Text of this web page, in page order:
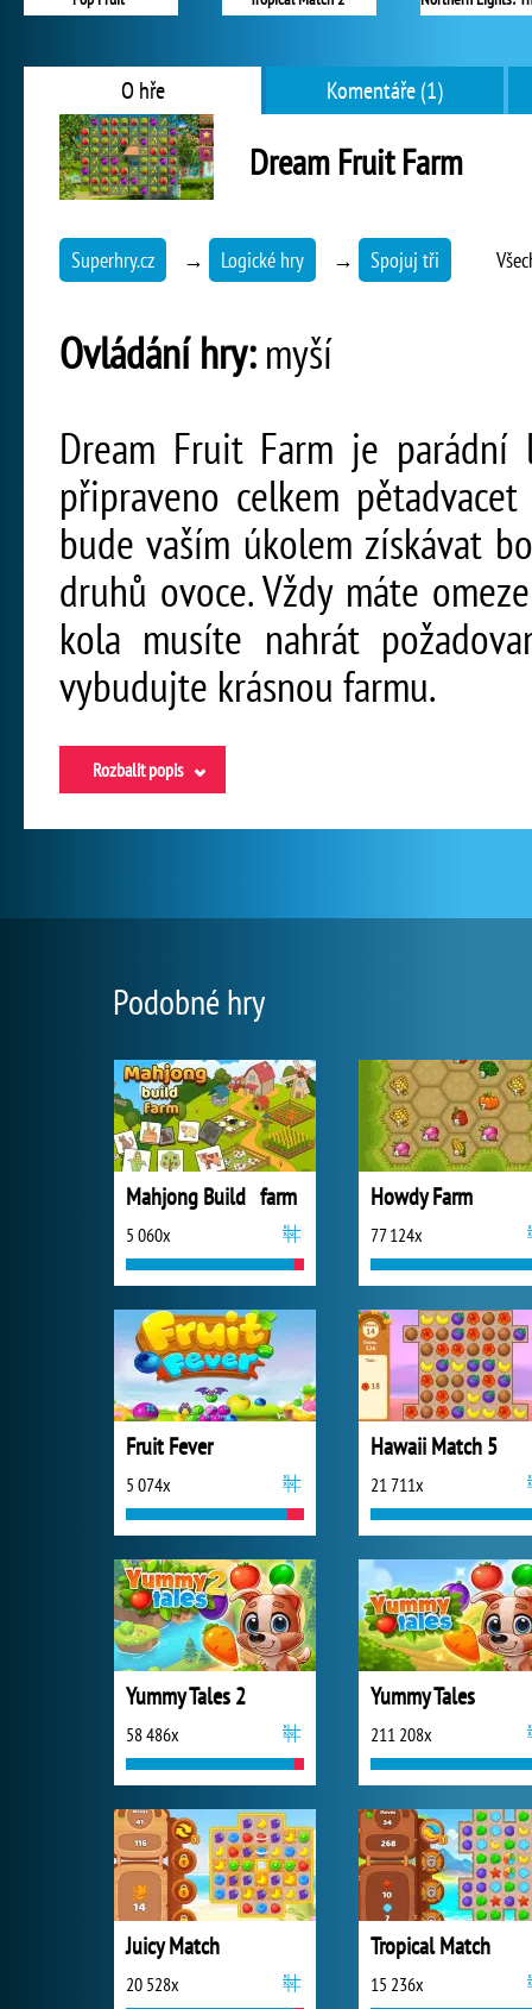
O hře Komentáře (1)
Dream Fruit Farm
Superhry.cz → Logické hry → Spojuj tři
Ovládání hry:myší
Dream Fruit Farm je
připraveno celkem
bude vaším úkolem získávat
druhů ovoce. Vždy máte
kola musíte nahrát
vybudujte krásnou farmu.
Rozbalit popis
Podobné hry
Mahjong Build farm
5 060x
Howdy Farm
77 124x
Fruit Fever
5 074x
Hawaii Match 5
21 711x
Yummy Tales 2
58 486x
Yummy Tales
211 208x
Juicy Match
20 528x
Tropical Match
15 236x